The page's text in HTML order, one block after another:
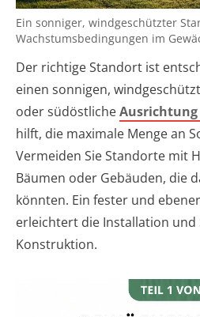
Ein sonniger, windgeschützter
Wachstumsbedingungen im
Der richtige Standort ist
einen sonnigen,
oder südöstlicheAusrichtung
hilft, die maximale Menge an
Vermeiden Sie Standorte mit
Bäumen oder Gebäuden, die
könnten. Ein fester und
erleichtert die Installation
Konstruktion.